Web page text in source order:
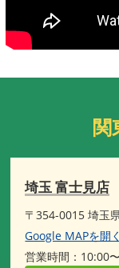
関
埼玉 富士見店
〒354-0015 埼玉
Google MAPを開く
営業時間：10:00